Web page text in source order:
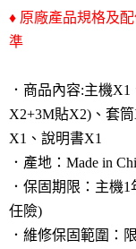
♦ 原廠產品規格及
準
．商品內容:主機
X2+3M貼X2)、套
X1、說明書X1
．產地：Made in
．保固期限：主機
任險)
．維修保固範圍：